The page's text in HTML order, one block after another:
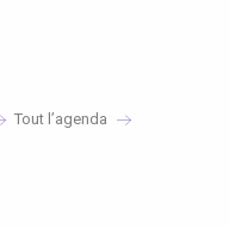
Tout l’agenda